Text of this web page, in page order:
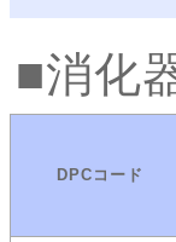
消化
DPCコード